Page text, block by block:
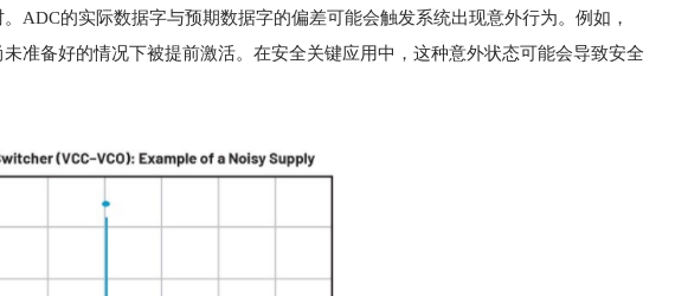
ADC的实际数据字与预期数据字的偏差可能会触发系统出现意外行为。例如，
准备好的情况下被提前激活。在安全关键应用中，这种意外状态可能会导致安全